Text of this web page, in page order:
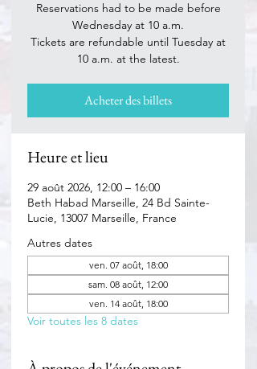
Reservations had to be made before
Wednesday at 10 a.m.
Tickets are refundable until Tuesday at
Acheter des billets
Heure et lieu
29 août 2026, 12:00 – 16:00
Beth Habad Marseille, 24 Bd Sainte-
Lucie, 13007 Marseille, France
Autres dates
ven. 07 août, 18:00
sam. 08 août, 12:00
ven. 14 août, 18:00
Voir toutes les 8 dates